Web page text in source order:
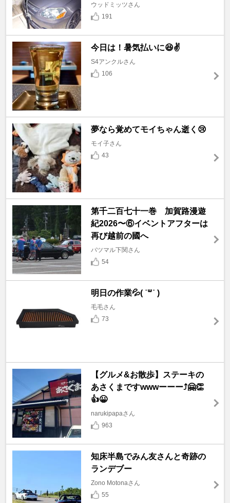
ウッドミッツさん
191
今日は！暑気払いに😆✌️
S4アンクルさん
106
夢なら覚めてモイちゃん逝く😢
モイ子さん
43
第千二百七十一巻 加賀路漫遊
紀2026〜⑥イベントアフターは
再び越前の國へ
バツマル下関さん
54
明日の作業💦( ˙꒳​˙ )
毛毛さん
73
【グルメ&お散歩】ステーキの
あさくまですwwwーーー⤴️🤗👏
👍😀
narukipapaさん
963
知床半島でみん友さんと奇跡の
ランデブー
Zono Motonaさん
55